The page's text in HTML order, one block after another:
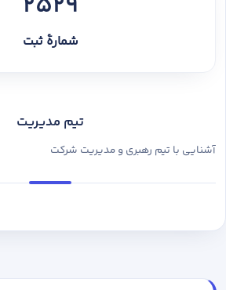
شمارهٔ ثبت
تیم مدیریت
آشنایی با تیم رهبری و مدیریت شرکت